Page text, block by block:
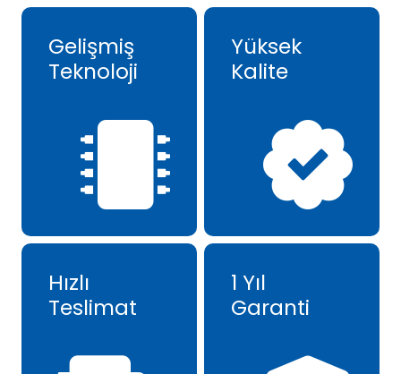
Gelişmiş
Teknoloji
Yüksek
Kalite
Hızlı
Teslimat
1 Yıl
Garanti